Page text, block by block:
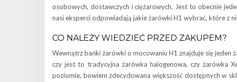
osobowych, dostawczych i ciężarowych. Jest to obecnie
nasi eksperci odpowiadają jakie żarówki H1 wybrać, które z
CO NALEŻY WIEDZIEĆ PRZED ZAKUPEM?
Wewnątrz bańki żarówki o mocowaniu H1 znajduje się
czy jest to tradycyjna żarówka halogenowa, czy żarówka
poziomie, bowiem zdecydowana większość dostępnych w